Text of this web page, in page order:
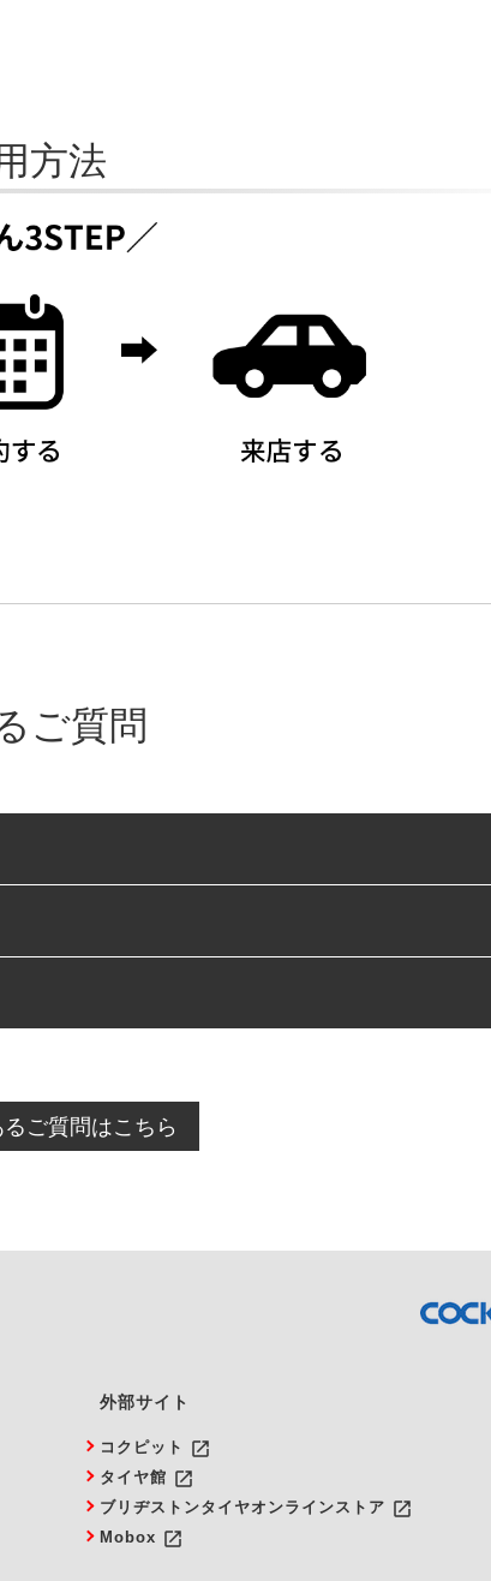
方法
ご質問
希望の際は、直接ご予約いただいた店舗へご連絡くださ
ご質問はこちら
外部サイト
コクピット launch
タイヤ館 launch
ブリヂストンタイヤオンラインストア launch
Mobox launch